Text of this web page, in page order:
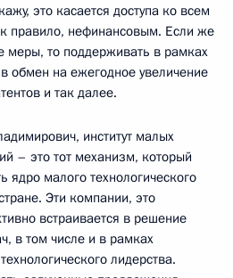
это касается доступа ко всем
правило, нефинансовым. Если же
меры, то поддерживать в рамках
обмен на ежегодное увеличение
и так далее.
институт малых
– это тот механизм, который
ядро малого технологического
Эти компании, это
встраивается в решение
в том числе и в рамках
лидерства.